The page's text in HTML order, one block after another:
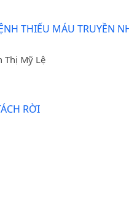
THIẾU MÁU TRUYỀN
Thị Mỹ Lệ
RỜI